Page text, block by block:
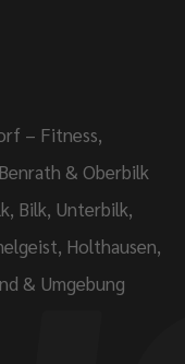
– Fitness,
& Oberbilk
Bilk, Unterbilk,
Holthausen,
& Umgebung